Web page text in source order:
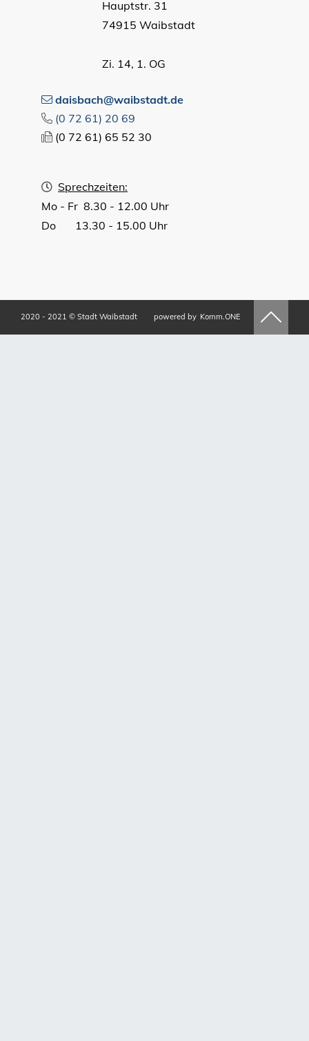
Hauptstr. 31
74915 Waibstadt
Zi. 14, 1. OG
daisbach@waibstadt.de
(0 72 61) 20 69
(0 72 61) 65 52 30
Sprechzeiten:
Mo - Fr 8.30 - 12.00 Uhr
Do 13.30 - 15.00 Uhr
2020 - 2021 © Stadt Waibstadt powered by Komm.ONE